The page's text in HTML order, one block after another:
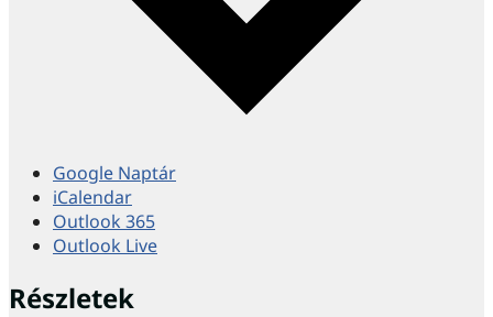
Google Naptár
iCalendar
Outlook 365
Outlook Live
Részletek